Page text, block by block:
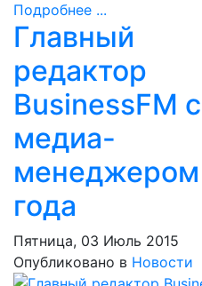
Подробнее ...
Главный
редактор
BusinessFM
медиа-
менеджером
года
Пятница, 03 Июль 2015
Опубликовано в Новости